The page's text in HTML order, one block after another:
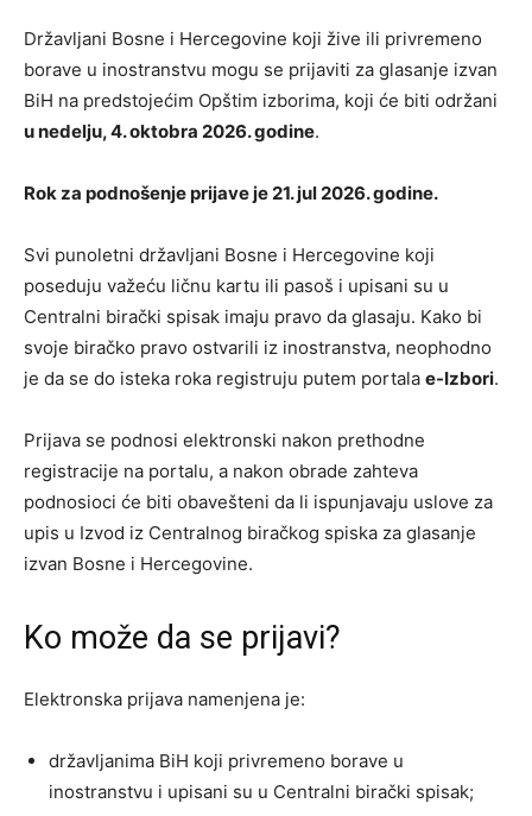
Državljani Bosne i Hercegovine koji žive ili privremeno
borave u inostranstvu mogu se prijaviti za glasanje izvan
BiH na predstojećim Opštim izborima, koji će biti održani
u nedelju, 4. oktobra 2026. godine.
Rok za podnošenje prijave je 21. jul 2026. godine.
Svi punoletni državljani Bosne i Hercegovine koji
poseduju važeću ličnu kartu ili pasoš i upisani su u
Centralni birački spisak imaju pravo da glasaju. Kako bi
svoje biračko pravo ostvarili iz inostranstva, neophodno
je da se do isteka roka registruju putem portala e-Izbori.
Prijava se podnosi elektronski nakon prethodne
registracije na portalu, a nakon obrade zahteva
podnosioci će biti obavešteni da li ispunjavaju uslove za
upis u Izvod iz Centralnog biračkog spiska za glasanje
izvan Bosne i Hercegovine.
Ko može da se prijavi?
Elektronska prijava namenjena je:
državljanima BiH koji privremeno borave u
inostranstvu i upisani su u Centralni birački spisak;